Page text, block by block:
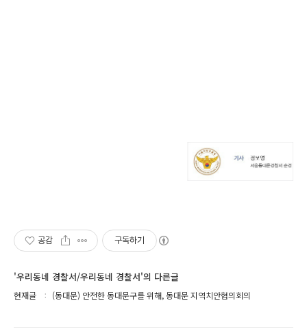
공감 구독하기
'우리동네 경찰서/우리동네 경찰서'의 다른글
현재글 (동대문) 안전한 동대문구를 위해, 동대문 지역치안협의회의